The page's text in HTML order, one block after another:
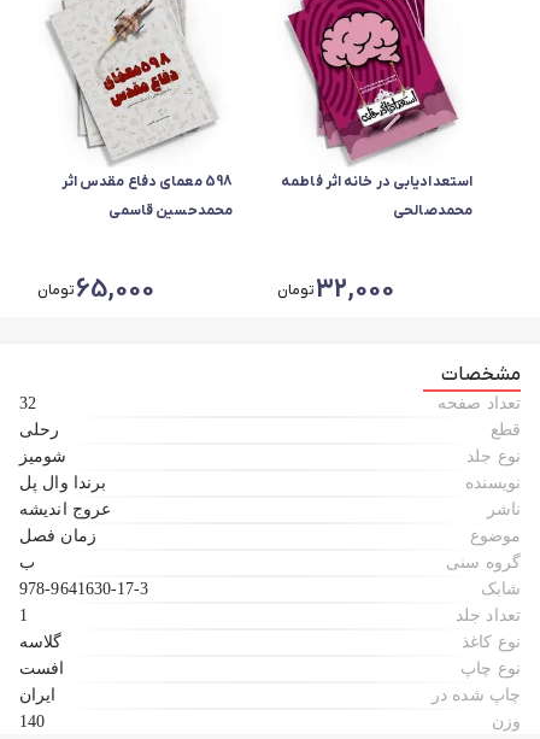
استعدادیابی در خانه اثر فاطمه
محمدصالحی
32,000تومان
598 معمای دفاع مقدس اثر
محمدحسین قاسمی
65,000تومان
مشخصات
تعداد صفحه
32
قطع
رحلی
نوع جلد
شومیز
نویسنده
برندا وال پل
ناشر
عروج اندیشه
موضوع
زمان فصل
گروه سنی
ب
شابک
978-9641630-17-3
تعداد جلد
1
نوع کاغذ
گلاسه
نوع چاپ
افست
چاپ شده در
ایران
وزن
140